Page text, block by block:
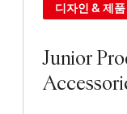
Junior
디자인 & 제